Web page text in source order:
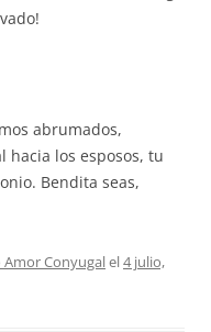
abrumados,
hacia los esposos, tu
Bendita seas,
Amor Conyugalel4 julio,